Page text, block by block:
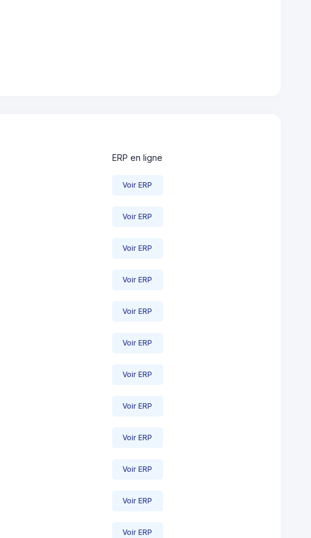
ERP en ligne
Voir ERP
Voir ERP
Voir ERP
Voir ERP
Voir ERP
Voir ERP
Voir ERP
Voir ERP
Voir ERP
Voir ERP
Voir ERP
Voir ERP